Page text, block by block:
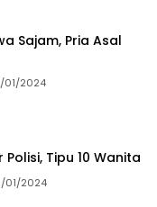
Sajam, Pria Asal
01/2024
Tipu 10 Wanita
01/2024